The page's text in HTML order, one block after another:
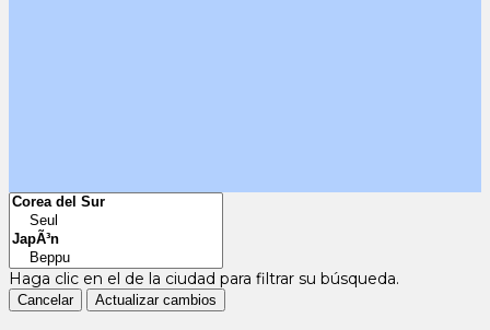
Haga clic en el de la ciudad para filtrar su búsqueda.
Cancelar Actualizar cambios